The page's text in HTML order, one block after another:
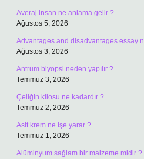
Averaj insan ne anlama gelir ?
Ağustos 5, 2026
Advantages and disadvantages essay
Ağustos 3, 2026
Antrum biyopsi neden yapılır ?
Temmuz 3, 2026
Çeliğin kilosu ne kadardır ?
Temmuz 2, 2026
Asit krem ne işe yarar ?
Temmuz 1, 2026
Alüminyum sağlam bir malzeme midir ?